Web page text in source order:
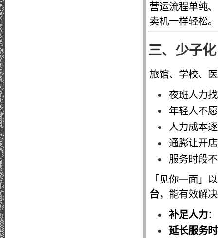
营运流程单纯
卖机一样轻松。
三、少子
旅馆、学校、
夜班人力
年轻人不
人力成本
通膨让开
服务时段
「见你一面」
台，能有效解
补足人力
延长服务